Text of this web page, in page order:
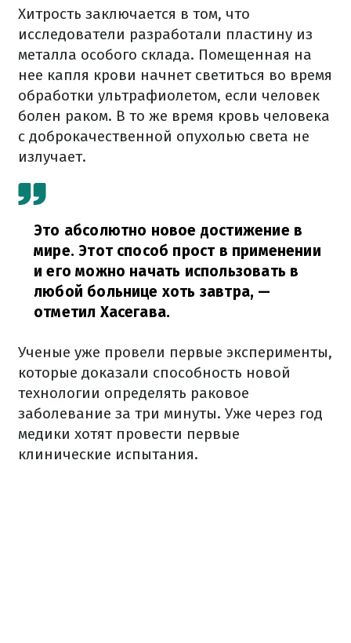
Хитрость заключается в том, что
исследователи разработали пластину из
металла особого склада. Помещенная на
нее капля крови начнет светиться во время
обработки ультрафиолетом, если человек
болен раком. В то же время кровь человека
с доброкачественной опухолью света не
излучает.
Это абсолютно новое достижение в
мире. Этот способ прост в применении
и его можно начать использовать в
любой больнице хоть завтра, —
отметил Хасегава.
Ученые уже провели первые эксперименты,
которые доказали способность новой
технологии определять раковое
заболевание за три минуты. Уже через год
медики хотят провести первые
клинические испытания.